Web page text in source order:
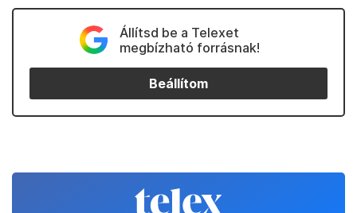
Állítsd be a Telexet
megbízható forrásnak!
Beállítom